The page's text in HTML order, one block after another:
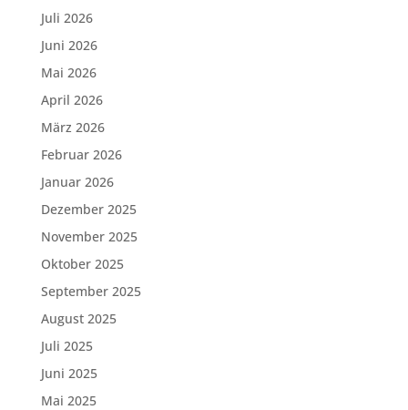
Juli 2026
Juni 2026
Mai 2026
April 2026
März 2026
Februar 2026
Januar 2026
Dezember 2025
November 2025
Oktober 2025
September 2025
August 2025
Juli 2025
Juni 2025
Mai 2025